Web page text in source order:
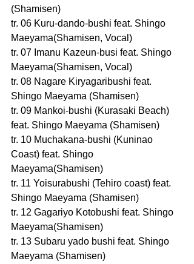
(Shamisen)
tr. 06 Kuru-dando-bushi feat. Shingo
Maeyama(Shamisen, Vocal)
tr. 07 Imanu Kazeun-busi feat. Shingo
Maeyama(Shamisen, Vocal)
tr. 08 Nagare Kiryagaribushi feat.
Shingo Maeyama (Shamisen)
tr. 09 Mankoi-bushi (Kurasaki Beach)
feat. Shingo Maeyama (Shamisen)
tr. 10 Muchakana-bushi (Kuninao
Coast) feat. Shingo
Maeyama(Shamisen)
tr. 11 Yoisurabushi (Tehiro coast) feat.
Shingo Maeyama (Shamisen)
tr. 12 Gagariyo Kotobushi feat. Shingo
Maeyama(Shamisen)
tr. 13 Subaru yado bushi feat. Shingo
Maeyama (Shamisen)